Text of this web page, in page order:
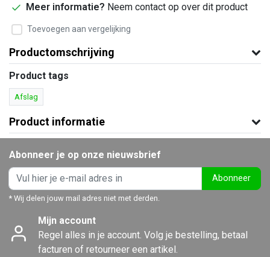
Meer informatie? Neem contact op over dit product
Toevoegen aan vergelijking
Productomschrijving
Product tags
Afslag
Product informatie
Abonneer je op onze nieuwsbrief
Abonneer
* Wij delen jouw mail adres niet met derden.
Mijn account
Regel alles in je account. Volg je bestelling, betaal
facturen of retourneer een artikel.